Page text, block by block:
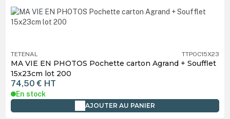
TETENAL TTPOC15X23
MA VIE EN PHOTOS Pochette carton Agrand + Soufflet
15x23cm lot 200
74,50 € HT
En stock
AJOUTER AU PANIER